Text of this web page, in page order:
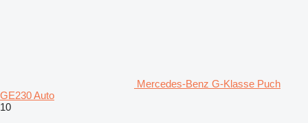
Mercedes-Benz G-Klasse Puch
GE230 Auto
10